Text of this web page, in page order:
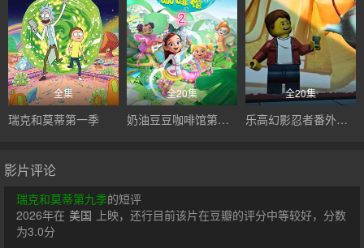
全集
瑞克和莫蒂第一季
全20集
奶油豆豆咖啡馆第二季
全20集
乐高幻影忍者番外篇：吴大师的茶铺
影片评论
瑞克和莫蒂第九季的短评
2026年在 美国 上映，还行目前该片在豆瓣的评分中等较好，分数
为3.0分